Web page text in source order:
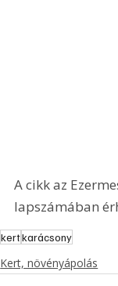
A cikk az
lapszámában
kertkarácsony
Kert, növényápolás